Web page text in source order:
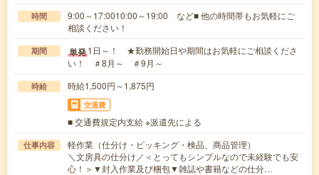
時間
9:00～17:0010:00～19:00 など■ 他の時間帯もお気軽にご
相談ください！
期間 単発1日～！ ★勤務開始日や期間はお気軽にご相談くださ
い！ ＃8月～ ＃9月～
時給 時給1,500円～1,875円
交通費
■ 交通費規定内支給 ※派遣先による
仕事内容
軽作業（仕分け・ピッキング・検品、商品管理）
＼文房具の仕分け／＜とってもシンプルなので未経験でも安
心！＞▼封入作業及び梱包▼雑誌や書籍などの仕分…